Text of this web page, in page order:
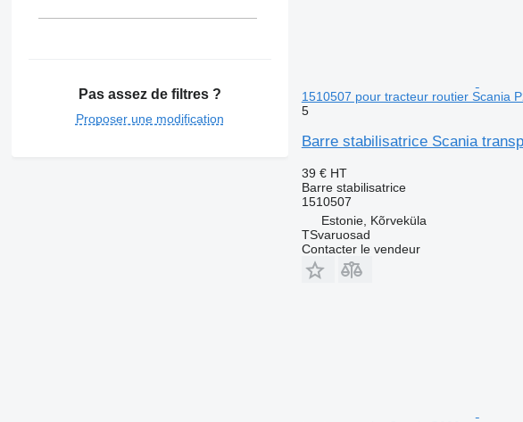
Pas assez de filtres ?
Proposer une modification
1510507 pour tracteur routier Scania
5
Barre stabilisatrice Scania
39 € HT
Barre stabilisatrice
1510507
Estonie, Kõrveküla
TSvaruosad
Contacter le vendeur